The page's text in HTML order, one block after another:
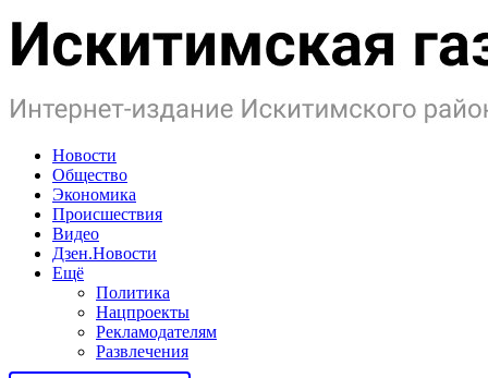
Новости
Общество
Экономика
Происшествия
Видео
Дзен.Новости
Ещё
Политика
Нацпроекты
Рекламодателям
Развлечения